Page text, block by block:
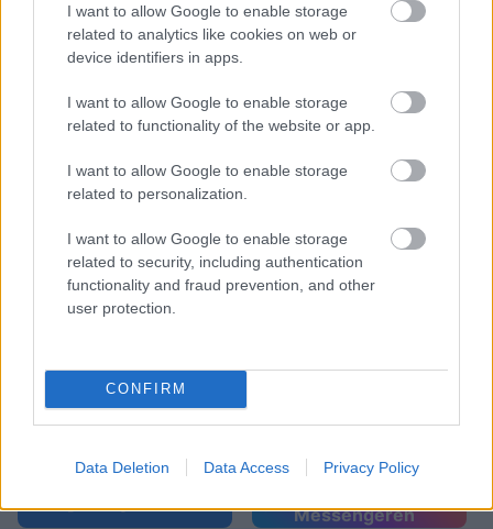
I want to allow Google to enable storage
related to analytics like cookies on web or
device identifiers in apps.
I want to allow Google to enable storage
related to functionality of the website or app.
I want to allow Google to enable storage
related to personalization.
I want to allow Google to enable storage
related to security, including authentication
functionality and fraud prevention, and other
user protection.
CONFIRM
Data Deletion Data Access Privacy Policy
Hatalmasat nőtt Palvin Barbara babapocakja, friss
videón a gyönyörű kismama
Heidi Klum topless romantikázott a tengerparton,
forró csókot váltott férjével
Személyiségteszt: most kiderül, mit
gondol rólad a környezeted
ahol a legtöbb 100 millió forint feletti házat
adják el
DÍVÁNY
Te elhiszed, ami az élelmiszerek
csomagolására van írva? Így ellenőrzik, valósak-e
DÍVÁNY
Kiderült: krónikus fáradtságot okozhat
ennek a két vitaminnak a hiánya
Messengeren